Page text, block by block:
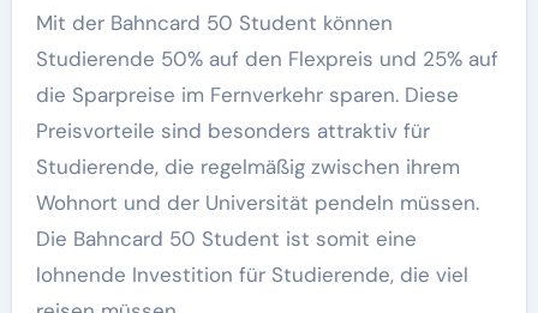
Mit der Bahncard 50 Student können
Studierende 50% auf den Flexpreis und 25% auf
die Sparpreise im Fernverkehr sparen. Diese
Preisvorteile sind besonders attraktiv für
Studierende, die regelmäßig zwischen ihrem
Wohnort und der Universität pendeln müssen.
Die Bahncard 50 Student ist somit eine
lohnende Investition für Studierende, die viel